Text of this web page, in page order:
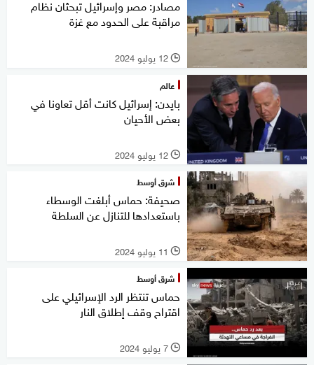
مصادر: مصر وإسرائيل تبحثان نظام
مراقبة على الحدود مع غزة
l 12 يوليو 2024
عالم
بايدن: إسرائيل كانت أقل تعاونا في
بعض الأحيان
l 12 يوليو 2024
شرق أوسط
صحيفة: حماس أبلغت الوسطاء
باستعدادها للتنازل عن السلطة
l 11 يوليو 2024
شرق أوسط
حماس تنتظر الرد الإسرائيلي على
اقتراح وقف إطلاق النار
l 7 يوليو 2024